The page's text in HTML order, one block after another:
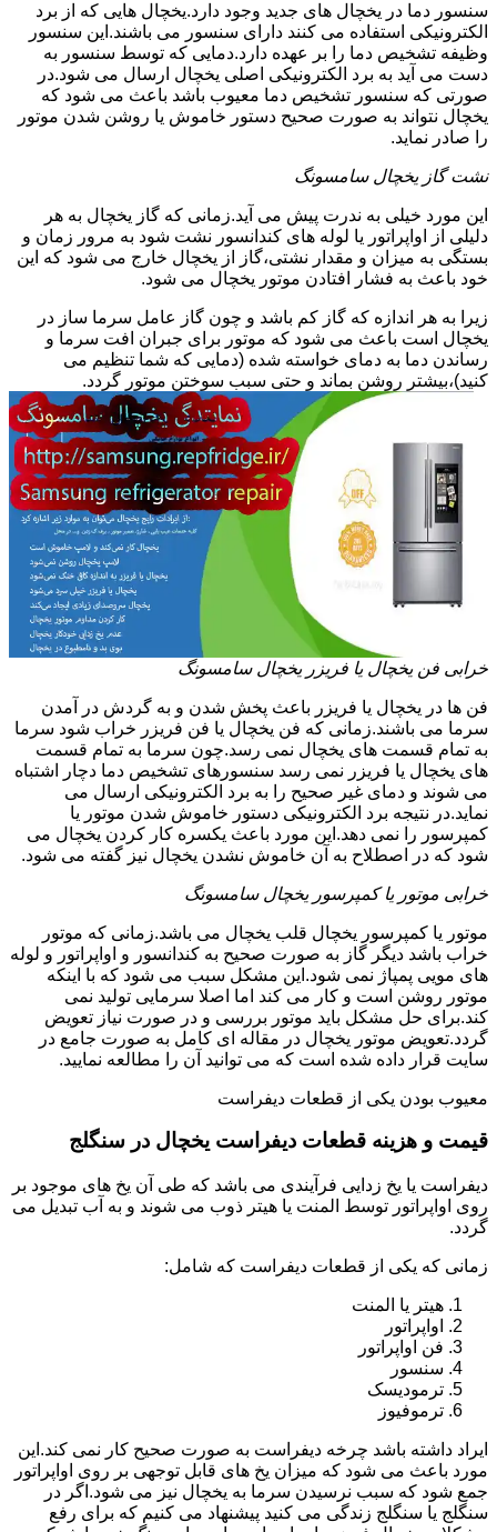
سنسور دما در یخچال های جدید وجود دارد.یخچال هایی که از برد
الکترونیکی استفاده می کنند دارای سنسور می باشند.این سنسور
وظیفه تشخیص دما را بر عهده دارد.دمایی که توسط سنسور به
دست می آید به برد الکترونیکی اصلی یخچال ارسال می شود.در
صورتی که سنسور تشخیص دما معیوب باشد باعث می شود که
یخچال نتواند به صورت صحیح دستور خاموش یا روشن شدن موتور
را صادر نماید.
نشت گاز یخچال سامسونگ
این مورد خیلی به ندرت پیش می آید.زمانی که گاز یخچال به هر
دلیلی از اواپراتور یا لوله های کندانسور نشت شود به مرور زمان و
بستگی به میزان و مقدار نشتی،گاز از یخچال خارج می شود که این
خود باعث به فشار افتادن موتور یخچال می شود.
زیرا به هر اندازه که گاز کم باشد و چون گاز عامل سرما ساز در
یخچال است باعث می شود که موتور برای جبران افت سرما و
رساندن دما به دمای خواسته شده (دمایی که شما تنظیم می
کنید)،بیشتر روشن بماند و حتی سبب سوختن موتور گردد.
خرابی فن یخچال یا فریزر یخچال سامسونگ
فن ها در یخچال یا فریزر باعث پخش شدن و به گردش در آمدن
سرما می باشند.زمانی که فن یخچال یا فن فریزر خراب شود سرما
به تمام قسمت های یخچال نمی رسد.چون سرما به تمام قسمت
های یخچال یا فریزر نمی رسد سنسورهای تشخیص دما دچار اشتباه
می شوند و دمای غیر صحیح را به برد الکترونیکی ارسال می
نماید.در نتیجه برد الکترونیکی دستور خاموش شدن موتور یا
کمپرسور را نمی دهد.این مورد باعث یکسره کار کردن یخچال می
شود که در اصطلاح به آن خاموش نشدن یخچال نیز گفته می شود.
خرابی موتور یا کمپرسور یخچال سامسونگ
موتور یا کمپرسور یخچال قلب یخچال می باشد.زمانی که موتور
خراب باشد دیگر گاز به صورت صحیح به کندانسور و اواپراتور و لوله
های مویی پمپاژ نمی شود.این مشکل سبب می شود که با اینکه
موتور روشن است و کار می کند اما اصلا سرمایی تولید نمی
کند.برای حل مشکل باید موتور بررسی و در صورت نیاز تعویض
گردد.تعویض موتور یخچال در مقاله ای کامل به صورت جامع در
سایت قرار داده شده است که می توانید آن را مطالعه نمایید.
معیوب بودن یکی از قطعات دیفراست
قیمت و هزینه قطعات دیفراست یخچال در سنگلج
دیفراست یا یخ زدایی فرآیندی می باشد که طی آن یخ های موجود بر
روی اواپراتور توسط المنت یا هیتر ذوب می شوند و به آب تبدیل می
گردد.
زمانی که یکی از قطعات دیفراست که شامل:
هیتر یا المنت
اواپراتور
فن اواپراتور
سنسور
ترمودیسک
ترموفیوز
ایراد داشته باشد چرخه دیفراست به صورت صحیح کار نمی کند.این
مورد باعث می شود که میزان یخ های قابل توجهی بر روی اواپراتور
جمع شود که سبب نرسیدن سرما به یخچال نیز می شود.اگر در
سنگلج یا سنگلج زندگی می کنید پیشنهاد می کنیم که برای رفع